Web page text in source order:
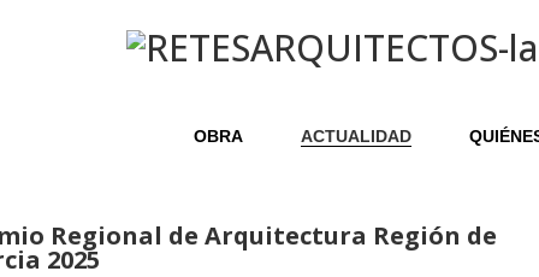
OBRA ACTUALIDAD
Regional de Arquitectura Región de
2025